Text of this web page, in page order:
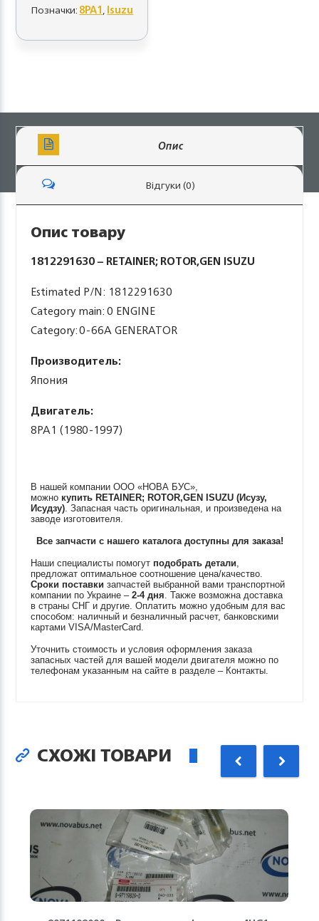
Позначки:8PA1,Isuzu
Опис
Відгуки (0)
Опис товару
1812291630 – RETAINER; ROTOR,GEN ISUZU
Estimated P/N: 1812291630
Category main: 0 ENGINE
Category: 0-66A GENERATOR
Производитель:
Япония
Двигатель:
8PA1 (1980-1997)
В нашей компании ООО «НОВА БУС»,
можно купить RETAINER; ROTOR,GEN
ISUZU (Исузу,
Исудзу). Запасная часть оригинальная, и произведена на
заводе изготовителя.
Все запчасти с нашего каталога доступны для заказа!
Наши специалисты помогут подобрать детали,
предложат оптимальное соотношение цена/качество.
Сроки поставки запчастей выбранной вами транспортной
компании по Украине –2-4 дня. Также возможна доставка
в страны СНГ и другие. Оплатить можно удобным для вас
способом: наличный и безналичный расчет, банковскими
картами VISA/MasterCard.
Уточнить стоимость и условия оформления заказа
запасных частей для вашей модели двигателя можно по
телефонам указанным на сайте в разделе – Контакты.
СХОЖІ ТОВАРИ